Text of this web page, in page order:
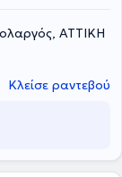
ΑΤΤΙΚΗ
Κλείσε ραντεβού